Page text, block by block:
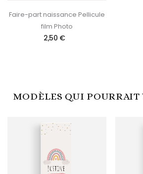
Faire-part naissance Pellicule
film Photo
2,50 €
MODÈLES QUI POURRAIT